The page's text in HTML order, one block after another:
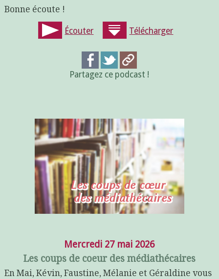
Bonne écoute !
Écouter Télécharger
Partagez ce podcast !
Mercredi 27 mai 2026
Les coups de coeur des médiathécaires
En Mai, Kévin, Faustine, Mélanie et Géraldine vous